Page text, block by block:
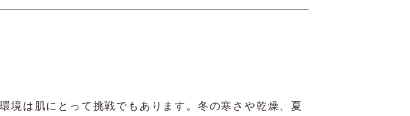
境は肌にとって挑戦でもあります。冬の寒さや乾燥、夏